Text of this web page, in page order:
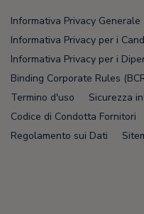
e
w
s
F
e
e
a
c
e
b
o
o
s
t
a
g
r
u
T
u
b
e
Informativa Privacy Generale
Informativa Privacy per i
Informativa Privacy per i
Binding Corporate Rules
Termino d'uso
Sicurezza
Codice di Condotta Fornitori
Regolamento sui Dati